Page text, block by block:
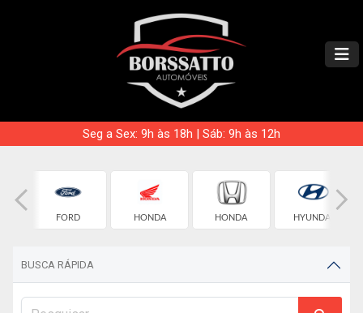
Seg a Sex: 9h às 18h | Sáb: 9h às 12h
FORD HONDA HONDA HYUNDAI
BUSCA RÁPIDA